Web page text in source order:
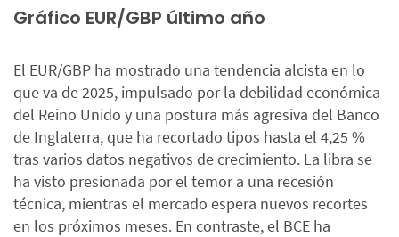
Gráfico EUR/GBP último año
El EUR/GBP ha mostrado una tendencia alcista en lo
que va de 2025, impulsado por la debilidad económica
del Reino Unido y una postura más agresiva del Banco
de Inglaterra, que ha recortado tipos hasta el 4,25 %
tras varios datos negativos de crecimiento. La libra se
ha visto presionada por el temor a una recesión
técnica, mientras el mercado espera nuevos recortes
en los próximos meses. En contraste, el BCE ha